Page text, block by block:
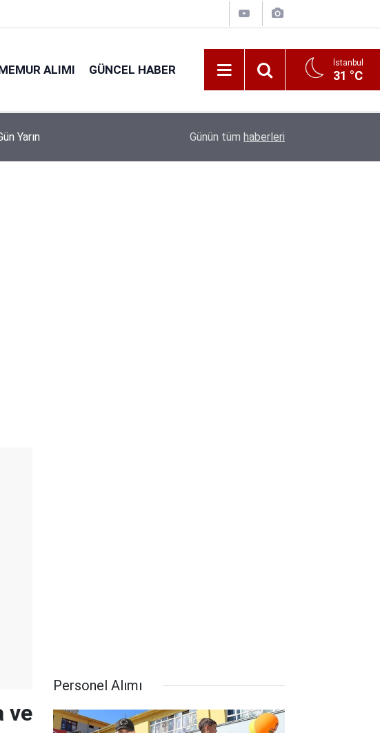
ALIMI GÜNCEL HABER İstanbul
31 °C
Yarın Kıyı Emniyeti Genel Müdürlüğü 26 İşçi Alımı
Günün tüm haberleri
ve
Personel Alımı